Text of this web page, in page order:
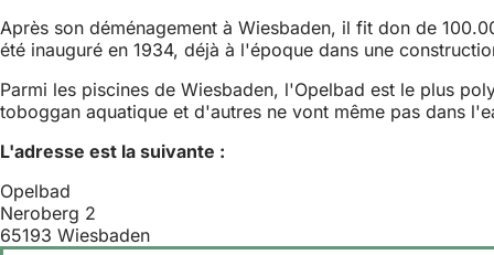
Après son déménagement à Wiesbaden, il fit don de
été inauguré en 1934, déjà à l'époque dans une
Parmi les piscines de Wiesbaden, l'Opelbad est le plus
toboggan aquatique et d'autres ne vont même pas dans
L'adresse est la suivante :
Opelbad
Neroberg 2
65193 Wiesbaden